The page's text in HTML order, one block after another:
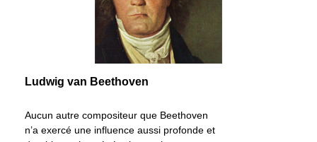
Ludwig van Beethoven
Aucun autre compositeur que Beethoven
n’a exercé une influence aussi profonde et